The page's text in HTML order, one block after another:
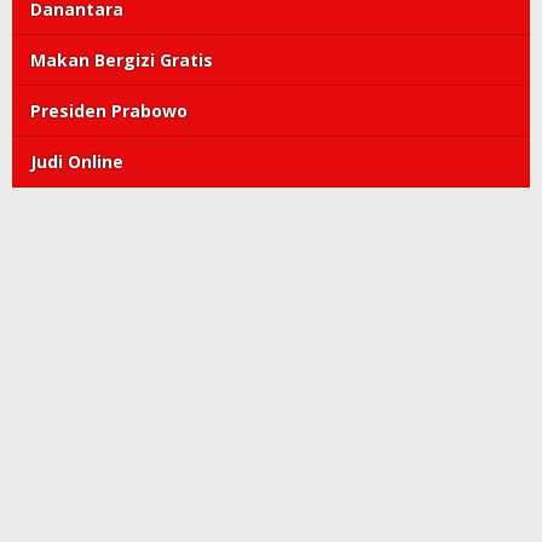
Danantara
Makan Bergizi Gratis
Presiden Prabowo
Judi Online